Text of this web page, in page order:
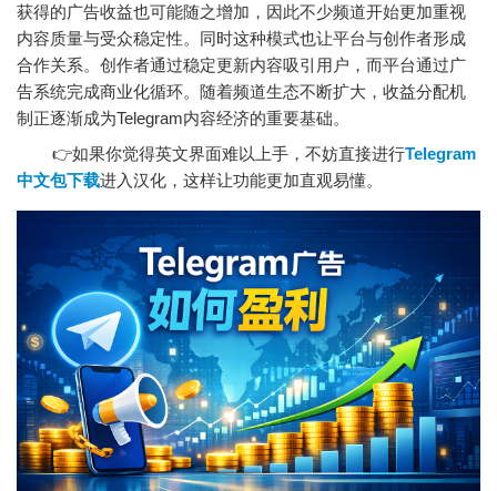
获得的广告收益也可能随之增加，因此不少频道开始更加重视
内容质量与受众稳定性。同时这种模式也让平台与创作者形成
合作关系。创作者通过稳定更新内容吸引用户，而平台通过广
告系统完成商业化循环。随着频道生态不断扩大，收益分配机
制正逐渐成为Telegram内容经济的重要基础。
👉如果你觉得英文界面难以上手，不妨直接进行Telegram
中文包下载进入汉化，这样让功能更加直观易懂。